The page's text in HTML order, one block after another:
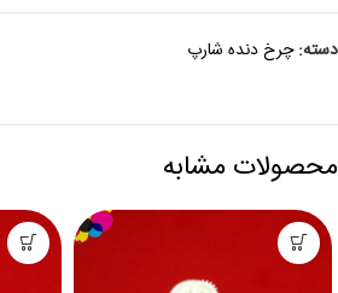
دسته: چرخ دنده شارپ
محصولات مشابه